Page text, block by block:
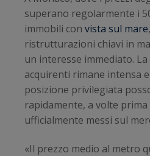
superano regolarmente i
immobili con vista sul mare
ristrutturazioni chiavi in
un interesse immediato.
acquirenti rimane intensa
posizione privilegiata
rapidamente, a volte
ufficialmente messi sul
«Il prezzo medio al metro